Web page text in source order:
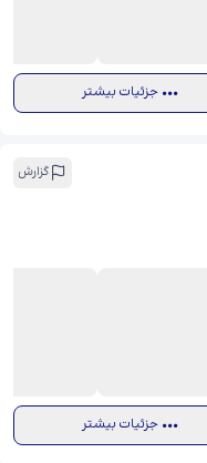
جزئیات بیشتر
گزارش
جزئیات بیشتر